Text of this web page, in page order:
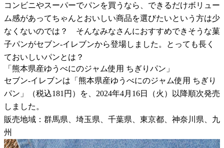
コンビニやスーパーでパンを買うなら、できるだけボリュー
ム感があってちゃんとおいしい商品を選びたいという方は少
なくないのでは？ そんなみなさんにおすすめできそうな菓
子パンがセブン-イレブンから登場しました。とっても長く
ておいしいパンとは？
「熊本県産ゆうべにのジャム使用 ちぎりパン」
セブン-イレブンは「熊本県産ゆうべにのジャム使用 ちぎり
パン」（税込181円）を、2024年4月16日（火）以降順次発売
しました。
販売地域：群馬県、埼玉県、千葉県、東京都、神奈川県、九
州